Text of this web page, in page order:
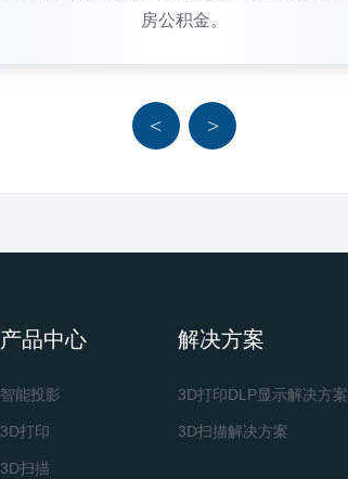
房公积金。
< >
产品中心
智能投影
3D打印
3D扫描
解决方案
3D打印DLP显示解决方案
3D扫描解决方案